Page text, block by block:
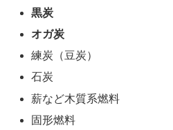
黒炭
オガ炭
練炭（豆炭）
石炭
薪など木質系燃料
固形燃料